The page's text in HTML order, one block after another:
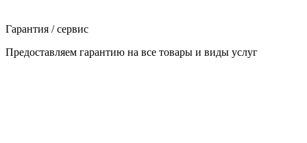
Гарантия / сервис
Предоставляем гарантию на все товары и виды услуг